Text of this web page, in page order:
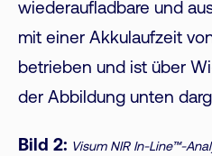
wiederaufladbare und
mit einer Akkulaufzeit
betrieben und ist über
der Abbildung unten
Bild 2: Visum NIR In-Line™-